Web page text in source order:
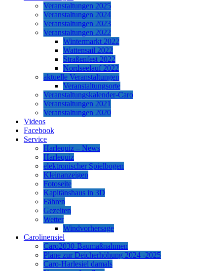
Veranstaltungen 2025
Veranstaltungen 2024
Veranstaltungen 2023
Veranstaltungen 2022
Wintermarkt 2022
Wattensail 2022
Straßenfest 2022
Nordseelauf 2022
aktuelle Veranstaltungen
Veranstaltungsorte
Veranstaltungskalender-Caro
Veranstaltungen 2021
Veranstaltungen 2020
Videos
Facebook
Service
Harlequiz – News
Harlequiz
elektronischer Spielbogen
Kleinanzeigen
Fotoseite
Kapitänshaus in 3D
Fähren
Gezeiten
Wetter
Windvorhersage
Carolinensiel
Caro2030-Baumaßnahmen
Pläne zur Deicherhöhung 2024 -2025
Caro-Harlesiel damals